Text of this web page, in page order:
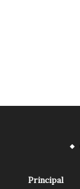
Principal